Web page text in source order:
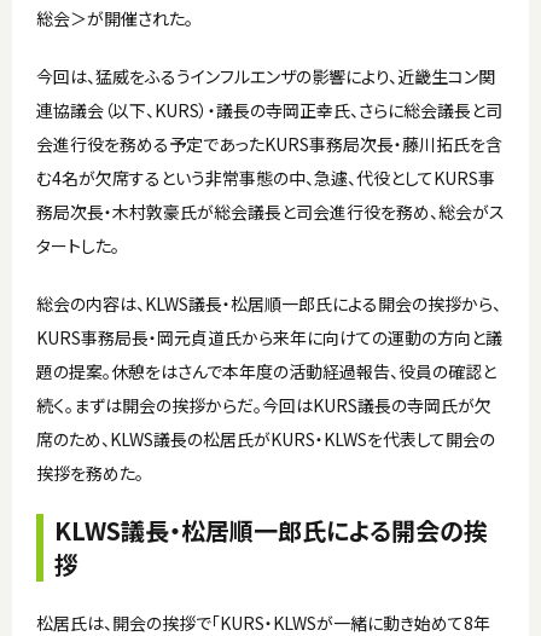
総会＞が開催された。
今回は、猛威をふるうインフルエンザの影響により、近畿生コン関
連協議会（以下、KURS）・議長の寺岡正幸氏、さらに総会議長と司
会進行役を務める予定であったKURS事務局次長・藤川拓氏を含
む4名が欠席するという非常事態の中、急遽、代役としてKURS事
務局次長・木村敦豪氏が総会議長と司会進行役を務め、総会がス
タートした。
総会の内容は、KLWS議長・松居順一郎氏による開会の挨拶から、
KURS事務局長・岡元貞道氏から来年に向けての運動の方向と議
題の提案。休憩をはさんで本年度の活動経過報告、役員の確認と
続く。まずは開会の挨拶からだ。今回はKURS議長の寺岡氏が欠
席のため、KLWS議長の松居氏がKURS・KLWSを代表して開会の
挨拶を務めた。
KLWS議長・松居順一郎氏による開会の挨
拶
松居氏は、開会の挨拶で「KURS・KLWSが一緒に動き始めて8年